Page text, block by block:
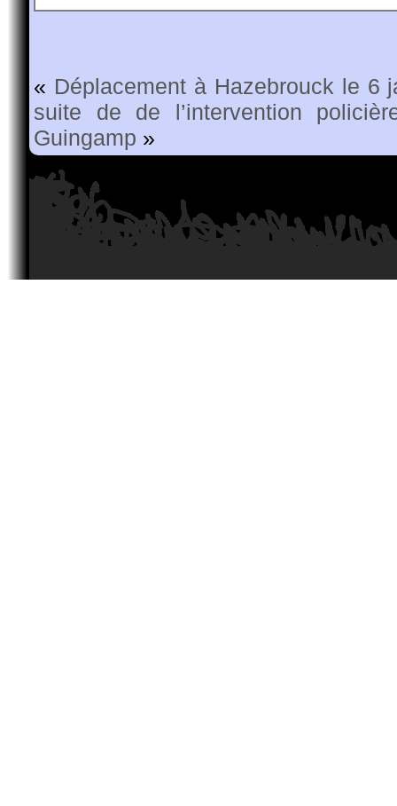
« Déplacement à Hazebrouck le 6
suite de de l’intervention
Guingamp »